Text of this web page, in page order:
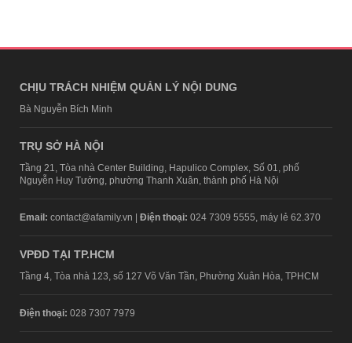
CHỊU TRÁCH NHIỆM QUẢN LÝ NỘI DUNG
Bà Nguyễn Bích Minh
TRỤ SỞ HÀ NỘI
Tầng 21, Tòa nhà Center Building, Hapulico Complex, Số 01, phố
Nguyễn Huy Tưởng, phường Thanh Xuân, thành phố Hà Nội
Email: contact@afamily.vn | Điện thoại: 024 7309 5555, máy lẻ 62.370
VPĐD TẠI TP.HCM
Tầng 4, Tòa nhà 123, số 127 Võ Văn Tần, Phường Xuân Hòa, TPHCM
Điện thoại: 028 7307 7979